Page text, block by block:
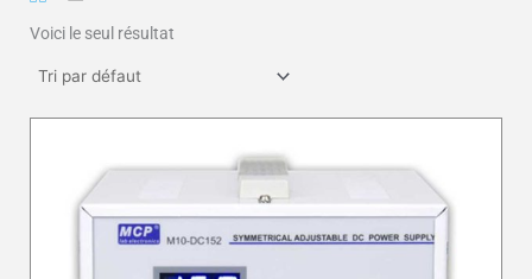
Voici le seul résultat